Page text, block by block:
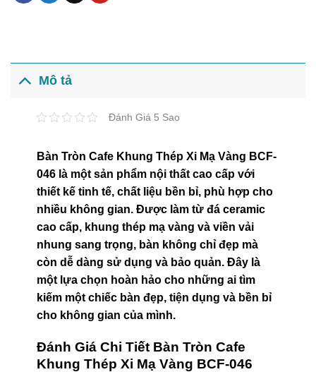
Mô tả
Đánh Giá 5 Sao
Bàn Tròn Cafe Khung Thép Xi Mạ Vàng BCF-
046 là một sản phẩm nội thất cao cấp với
thiết kế tinh tế, chất liệu bền bỉ, phù hợp cho
nhiều không gian. Được làm từ đá ceramic
cao cấp, khung thép mạ vàng và viền vải
nhung sang trọng, bàn không chỉ đẹp mà
còn dễ dàng sử dụng và bảo quản. Đây là
một lựa chọn hoàn hảo cho những ai tìm
kiếm một chiếc bàn đẹp, tiện dụng và bền bỉ
cho không gian của mình.
Đánh Giá Chi Tiết Bàn Tròn Cafe
Khung Thép Xi Mạ Vàng BCF-046